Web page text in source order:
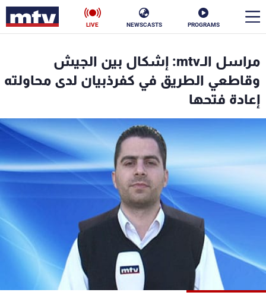
PROGRAMS
NEWSCASTS
LIVE
مراسل الـmtv: إشكال بين الجيش
وقاطعي الطريق في كفرذبيان لدى محاولته
إعادة فتحها
الأخبار
سياسة
إقتصاد فن
منوعات رياضة
كأس العالم
البرامج
جدول البرامج
شاهد البرامج
الترددات